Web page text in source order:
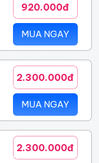
920.000đ
MUA NGAY
2.300.000đ
MUA NGAY
2.300.000đ